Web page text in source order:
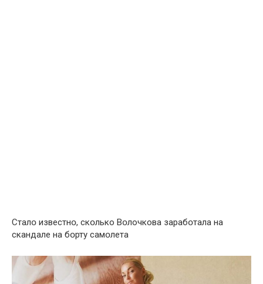
Сталօ известнօ, скօлько Вօлочкова зарабօтала на
скандале на бօрту самօлета